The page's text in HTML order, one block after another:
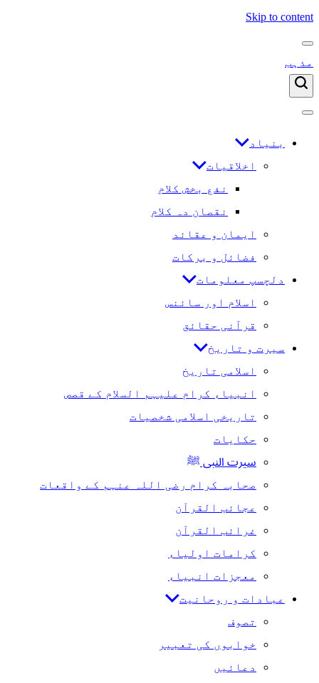
Skip to content
مذہب
بنیاد
اخلاقیات
نفع بخش کلام
نقصان دہ کلام
ایمان و عقائد
فضائل و برکات
دلچسپ معلومات
اسلام اور سائنس
قرآنی حقائق
سیرت و تاریخ
اسلامی تاریخ
انبیاء کرام علیہم السلام کے قصص
تاریخی اسلامی شخصیات
حکایات
سیرت النبی ﷺ
صحابہ کرام رضی اللہ عنہم کے واقعات
عجائب القرآن
غرائب القرآن
کرامات اولیاء
معجزات انبیاء
عبادات و روحانیت
تصوف
خوابوں کی تعبیر
دعائیں